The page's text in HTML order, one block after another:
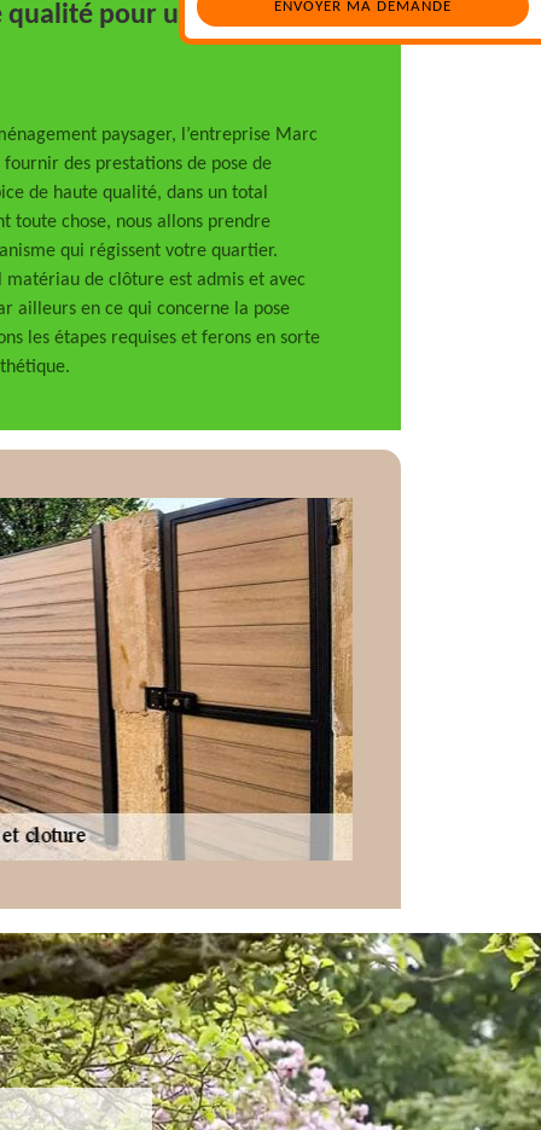
qualité pour un résultat
paysager, l’entreprise Marc
fournir des prestations de pose de
de haute qualité, dans un total
toute chose, nous allons prendre
qui régissent votre quartier.
matériau de clôture est admis et avec
ailleurs en ce qui concerne la pose
les étapes requises et ferons en sorte